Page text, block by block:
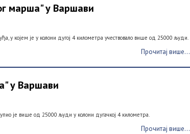
марша" у Варшави
у којем је у колони дугој 4 километра учествовало више од 25000 људи.
Прочитај више...
у Варшави
је више од 25000 људи у колони дугачкој 4 километра.
Прочитај више...